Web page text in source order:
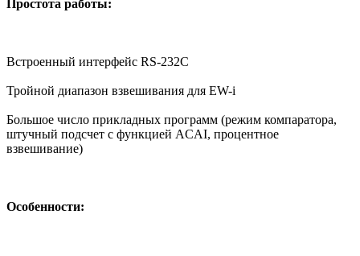
Простота работы:
Встроенный интерфейс RS-232C
Тройной диапазон взвешивания для EW-i
Большое число прикладных программ (режим компаратора,
штучный подсчет с функцией ACAI, процентное
взвешивание)
Особенности: